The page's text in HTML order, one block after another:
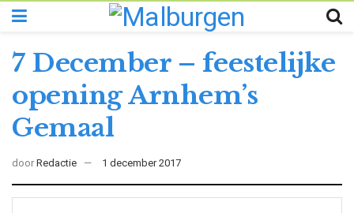
7 December – feestelijke
opening Arnhem’s
Gemaal
door Redactie 1 december 2017